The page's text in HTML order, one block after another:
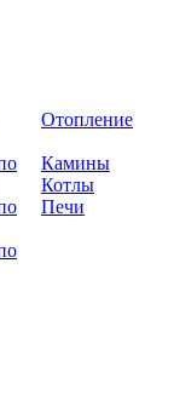
Отопление
Камины
Котлы
Печи